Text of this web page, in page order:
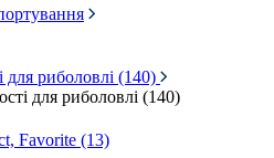
для риболовлі (140)
для риболовлі (140)
Favorite (13)